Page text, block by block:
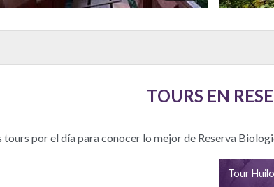
TOURS EN
tours por el día para conocer lo mejor de Reserva
Tour